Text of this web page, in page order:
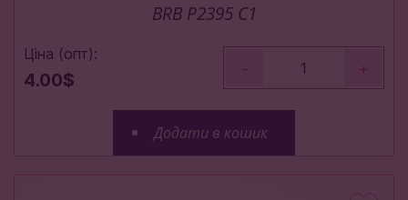
BRB P2395 C1
Ціна (опт):
4.00$
- +
Додати в кошик